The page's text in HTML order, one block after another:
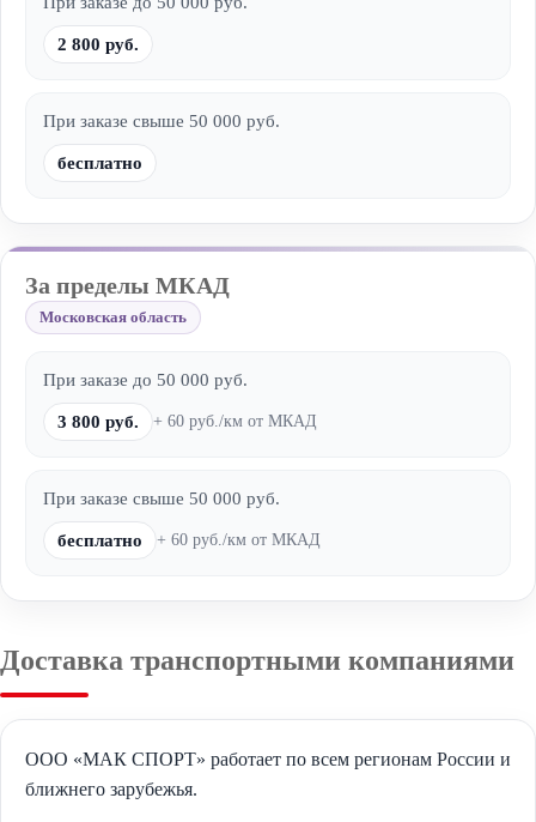
2 800 руб.
При заказе свыше 50 000 руб.
бесплатно
За пределы МКАД
Московская область
При заказе до 50 000 руб.
3 800 руб. + 60 руб./км от МКАД
При заказе свыше 50 000 руб.
бесплатно + 60 руб./км от МКАД
Доставка транспортными компаниями
ООО «МАК СПОРТ» работает по всем регионам России и
ближнего зарубежья.